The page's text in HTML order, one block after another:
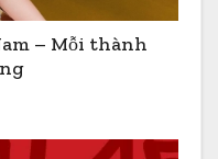
– Mỗi thành